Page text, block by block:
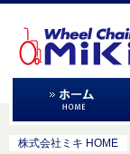
株式会社ミキ HOME